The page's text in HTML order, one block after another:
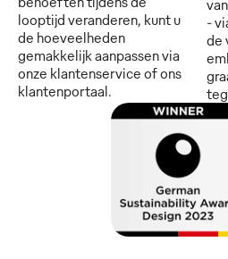
looptijd veranderen, kunt u
de hoeveelheden
gemakkelijk aanpassen via
onze klantenservice of ons
klantenportaal.
-
de